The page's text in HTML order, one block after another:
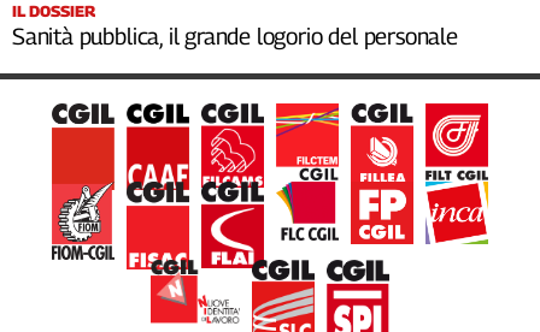
IL DOSSIER
Sanità pubblica, il grande logorio del personale